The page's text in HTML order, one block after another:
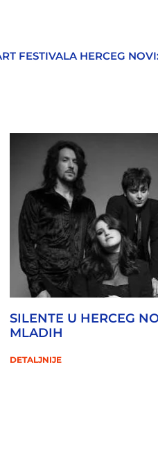
SILENTE U HERCEG
MLADIH
DETALJNIJE